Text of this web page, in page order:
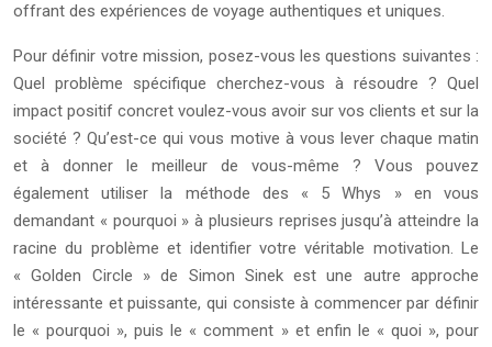
offrant des expériences de voyage authentiques et uniques.
Pour définir votre mission, posez-vous les questions suivantes :
Quel problème spécifique cherchez-vous à résoudre ? Quel
impact positif concret voulez-vous avoir sur vos clients et sur la
société ? Qu’est-ce qui vous motive à vous lever chaque matin
et à donner le meilleur de vous-même ? Vous pouvez
également utiliser la méthode des « 5 Whys » en vous
demandant « pourquoi » à plusieurs reprises jusqu’à atteindre la
racine du problème et identifier votre véritable motivation. Le
« Golden Circle » de Simon Sinek est une autre approche
intéressante et puissante, qui consiste à commencer par définir
le « pourquoi », puis le « comment » et enfin le « quoi », pour